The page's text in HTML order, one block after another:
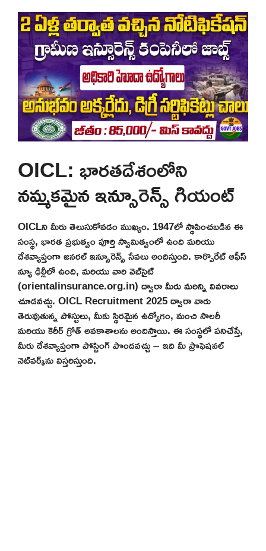
OICL: భారతదేశంలోని
నమ్మకమైన ఇన్సూరెన్స్ గియంట్
OICLని మీరు తెలుసుకోవడం ముఖ్యం. 1947లో స్థాపించబడిన ఈ
సంస్థ, భారత ప్రభుత్వం పూర్తి స్వామిత్వంలో ఉంది మరియు
దేశవ్యాప్తంగా జనరల్ ఇన్సూరెన్స్ సేవలు అందిస్తుంది. కార్పొరేట్ ఆఫీస్
న్యూ ఢిల్లీలో ఉంది, మరియు వారి వెబ్‌సైట్
(orientalinsurance.org.in) ద్వారా మీరు మరిన్ని వివరాలు
చూడవచ్చు. OICL Recruitment 2025 ద్వారా వారు
తెరువుతున్న పోస్టులు, మీకు స్థిరమైన ఉద్యోగం, మంచి సాలరీ
మరియు కెరీర్ గ్రోత్ అవకాశాలను అందిస్తాయి. ఈ సంస్థలో పనిచేస్తే,
మీరు దేశవ్యాప్తంగా పోస్టింగ్ పొందవచ్చు – ఇది మీ ప్రొఫెషనల్
నెట్‌వర్క్‌ను విస్తరిస్తుంది.